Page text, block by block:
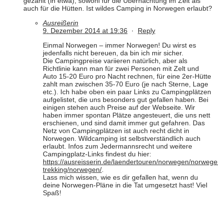
auch für die Hütten. Ist wildes Camping in Norwegen erlaubt?
Ausreißerin
9. Dezember 2014 at 19:36 · Reply
Einmal Norwegen – immer Norwegen! Du wirst es
jedenfalls nicht bereuen, da bin ich mir sicher.
Die Campingpreise variieren natürlich, aber als
Richtlinie kann man für zwei Personen mit Zelt und
Auto 15-20 Euro pro Nacht rechnen, für eine 2er-Hütte
zahlt man zwischen 35-70 Euro (je nach Sterne, Lage
etc.). Ich habe oben ein paar Links zu Campingplätzen
aufgelistet, die uns besonders gut gefallen haben. Bei
einigen stehen auch Preise auf der Webseite. Wir
haben immer spontan Plätze angesteuert, die uns nett
erschienen, und sind damit immer gut gefahren. Das
Netz von Campingplätzen ist auch recht dicht in
Norwegen. Wildcamping ist selbstverständlich auch
erlaubt. Infos zum Jedermannsrecht und weitere
Campingplatz-Links findest du hier:
https://ausreisserin.de/laendertouren/norwegen/
trekking/norwegen/.
Lass mich wissen, wie es dir gefallen hat, wenn du
deine Norwegen-Pläne in die Tat umgesetzt hast! Viel
Spaß!